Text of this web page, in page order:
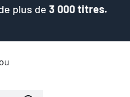
plus de 3 000 titres.